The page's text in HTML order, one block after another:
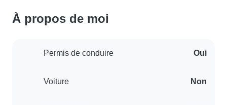
À propos de moi
Permis de conduire Oui
Voiture Non